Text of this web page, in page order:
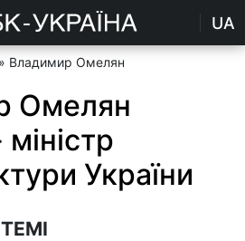
UA
» Владимир Омелян
Омелян
України